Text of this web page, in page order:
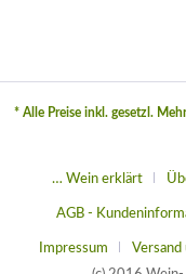
* Alle Preise inkl. gesetzl.
… Wein erklärt
AGB -
Impressum Versand